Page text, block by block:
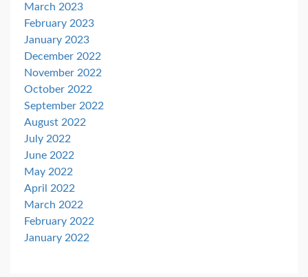
March 2023
February 2023
January 2023
December 2022
November 2022
October 2022
September 2022
August 2022
July 2022
June 2022
May 2022
April 2022
March 2022
February 2022
January 2022